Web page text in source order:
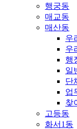
행궁동
매교동
매산동
우
우
행
일
단
업
찾
고등동
화서1동